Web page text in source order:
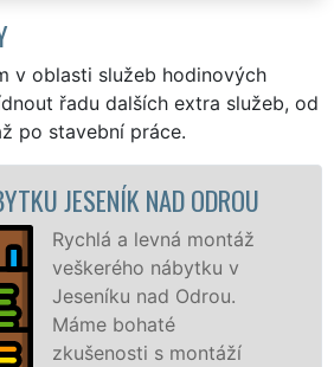
v oblasti služeb hodinových
řadu dalších extra služeb, od
po stavební práce.
NAD ODROU
a levná montáž
nábytku v
nad Odrou.
bohaté
s montáží